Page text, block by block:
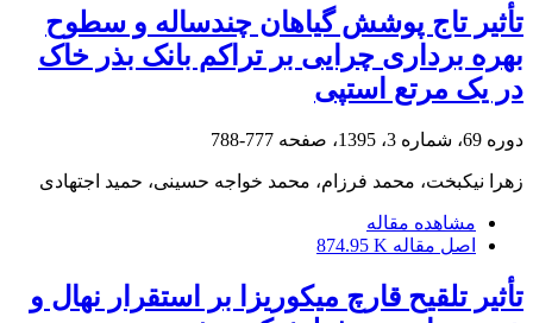
تأثیر تاج پوشش گیاهان چندساله و سطوح
بهره برداری چرایی بر تراکم بانک بذر خاک
در یک مرتع استپی
دوره 69، شماره 3، 1395، صفحه 777-788
زهرا نیکبخت، محمد فرزام، محمد خواجه حسینی، حمید اجتهادی
مشاهده مقاله
اصل مقاله 874.95 K
تأثیر تلقیح قارچ میکوریزا بر استقرار نهال و